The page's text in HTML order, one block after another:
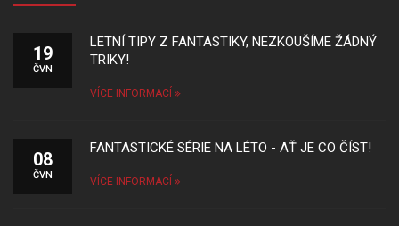
19
ČVN
LETNÍ TIPY Z FANTASTIKY, NEZKOUŠÍME ŽÁDNÝ
TRIKY!
VÍCE INFORMACÍ
08
ČVN
FANTASTICKÉ SÉRIE NA LÉTO - AŤ JE CO ČÍST!
VÍCE INFORMACÍ